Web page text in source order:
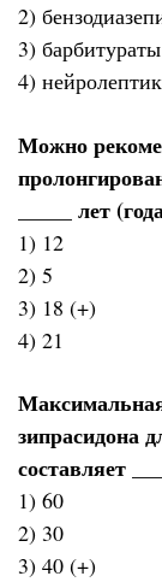
2)
3) барбитураты
4)
Можно
_____ лет
1) 12
2) 5
3) 18 (+)
4) 21
зипрасидона
составляет
1) 60
2) 30
3) 40 (+)